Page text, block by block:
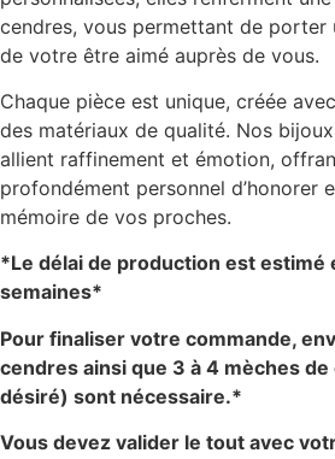
cendres, vous permettant de porter
de votre être aimé auprès de vous.
Chaque pièce est unique, créée
des matériaux de qualité. Nos
allient raffinement et émotion,
profondément personnel d’honorer
mémoire de vos proches.
*Le délai de production est estimé
semaines*
Pour finaliser votre commande,
cendres ainsi que 3 à 4 mèches
désiré) sont nécessaire.*
Vous devez valider le tout avec